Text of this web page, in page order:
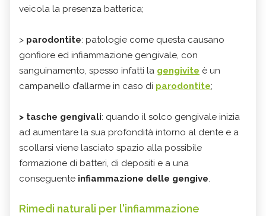
veicola la presenza batterica;
> parodontite: patologie come questa causano
gonfiore ed infiammazione gengivale, con
sanguinamento, spesso infatti la gengivite è un
campanello d’allarme in caso di parodontite;
> tasche gengivali: quando il solco gengivale inizia
ad aumentare la sua profondità intorno al dente e a
scollarsi viene lasciato spazio alla possibile
formazione di batteri, di depositi e a una
conseguente infiammazione delle gengive.
Rimedi naturali per l'infiammazione